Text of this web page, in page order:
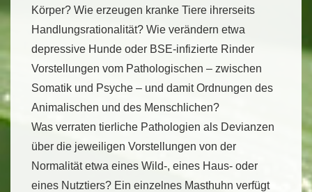
Körper? Wie erzeugen kranke Tiere ihrerseits
Handlungsrationalität? Wie verändern etwa
depressive Hunde oder BSE-infizierte Rinder
Vorstellungen vom Pathologischen – zwischen
Somatik und Psyche – und damit Ordnungen des
Animalischen und des Menschlichen?
Was verraten tierliche Pathologien als Devianzen
über die jeweiligen Vorstellungen von der
Normalität etwa eines Wild-, eines Haus- oder
eines Nutztiers? Ein einzelnes Masthuhn verfügt